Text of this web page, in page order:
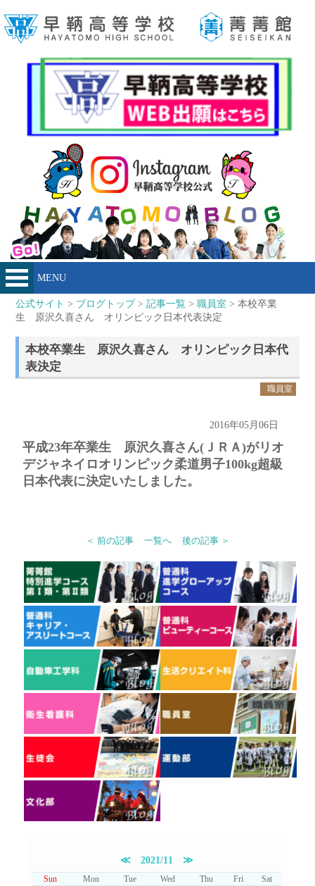
MENU
公式サイト > ブログトップ>記事一覧 >職員室 > 本校卒業
生 原沢久喜さん オリンピック日本代表決定
本校卒業生 原沢久喜さん オリンピック日本代
表決定
職員室
2016年05月06日
平成23年卒業生 原沢久喜さん(ＪＲＡ)がリオ
デジャネイロオリンピック柔道男子100kg超級
日本代表に決定いたしました。
＜ 前の記事 一覧へ 後の記事 ＞
≪ 2021/11 ≫
Sun Mon Tue Wed Thu Fri
Sat